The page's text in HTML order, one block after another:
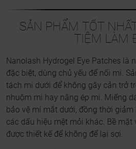
SẢN PHẨM TỐT
TIỆM LÀM
Nanolash Hydrogel Eye Patches là
đặc biệt, dùng chủ yếu để nối mi.
tách mi dưới để không gây cản trở
nhuộm mi hay nâng ép mi. Miếng
bảo vệ mí mắt dưới, đồng thời
các dấu hiệu mệt mỏi khác. Bề mặt
được thiết kế để không để lại sợi.